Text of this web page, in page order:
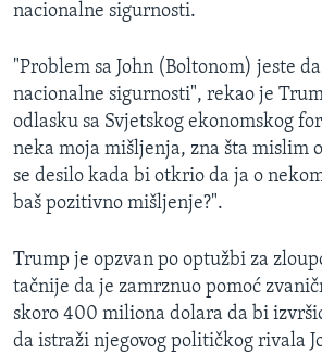
nacionalne sigurnosti.
"Problem sa John (Boltonom) jeste
nacionalne sigurnosti", rekao je
odlasku sa Svjetskog ekonomskog
neka moja mišljenja, zna šta mislim
se desilo kada bi otkrio da ja o
baš pozitivno mišljenje?".
Trump je opzvan po optužbi za
tačnije da je zamrznuo pomoć
skoro 400 miliona dolara da bi
da istraži njegovog političkog rivala